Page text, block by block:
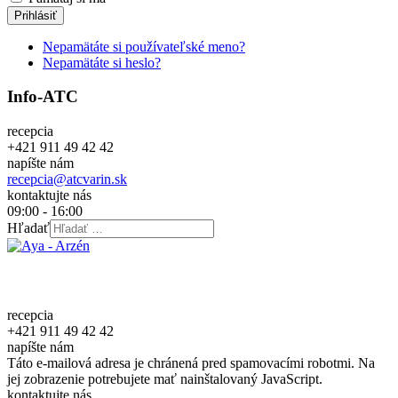
Prihlásiť
Nepamätáte si používateľské meno?
Nepamätáte si heslo?
Info-ATC
recepcia
+421 911 49 42 42
napíšte nám
recepcia@atcvarin.sk
kontaktujte nás
09:00 - 16:00
Hľadať
recepcia
+421 911 49 42 42
napíšte nám
Táto e-mailová adresa je chránená pred spamovacími robotmi. Na
jej zobrazenie potrebujete mať nainštalovaný JavaScript.